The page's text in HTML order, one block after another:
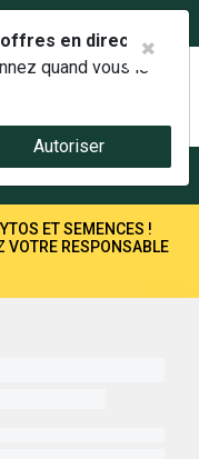
ET SEMENCES !
VOTRE RESPONSABLE
en direct.
quand vous le
Autoriser